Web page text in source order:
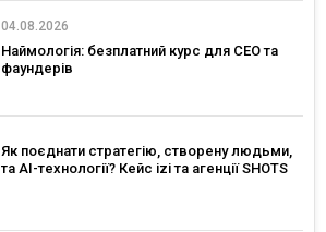
04.08.2026
Наймологія: безплатний курс для CEO та
фаундерів
Як поєднати стратегію, створену людьми,
та AI-технології? Кейс izi та агенції SHOTS